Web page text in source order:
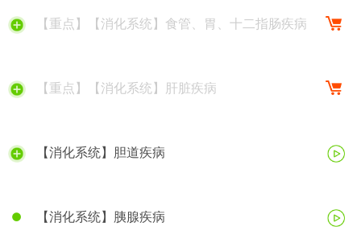
【重点】【消化系统】食管、胃、十二指肠疾病
【重点】【消化系统】肝脏疾病
【消化系统】胆道疾病
【消化系统】胰腺疾病